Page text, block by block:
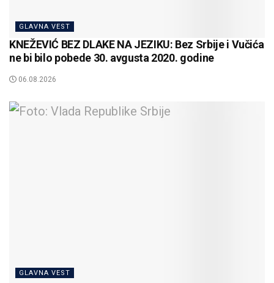
GLAVNA VEST
KNEŽEVIĆ BEZ DLAKE NA JEZIKU: Bez Srbije i Vučića
ne bi bilo pobede 30. avgusta 2020. godine
06.08.2026
GLAVNA VEST